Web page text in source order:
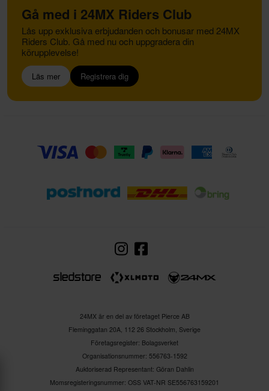
Gå med i 24MX Riders Club
Lås upp exklusiva erbjudanden och bonusar med 24MX
Riders Club. Gå med nu och uppgradera din
körupplevelse!
Läs mer Registrera dig
24MX är en del av företaget Pierce AB
Fleminggatan 20A, 112 26 Stockholm, Sverige
Företagsregister: Bolagsverket
Organisationsnummer: 556763-1592
Auktoriserad Representant: Göran Dahlin
Momsregisteringsnummer: OSS VAT-NR SE556763159201